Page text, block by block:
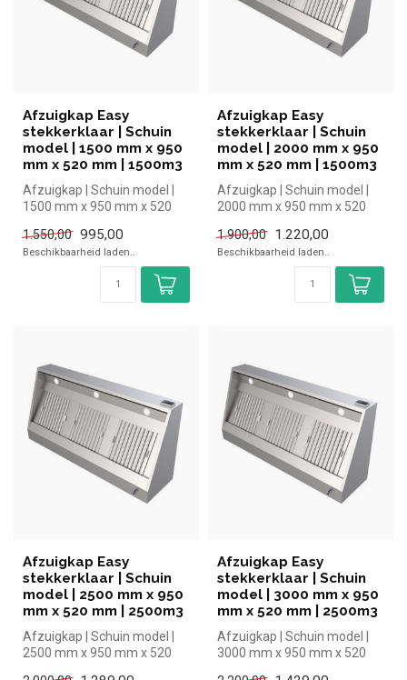
Afzuigkap Easy
stekkerklaar | Schuin
model | 1500 mm x 950
mm x 520 mm | 1500m3
Afzuigkap | Schuin model |
1500 mm x 950 mm x 520
1.550,00 995,00
Beschikbaarheid laden..
Afzuigkap Easy
stekkerklaar | Schuin
model | 2000 mm x 950
mm x 520 mm | 1500m3
Afzuigkap | Schuin model |
2000 mm x 950 mm x 520
kop...
1.900,00 1.220,00
Beschikbaarheid laden..
Afzuigkap Easy
stekkerklaar | Schuin
model | 2500 mm x 950
mm x 520 mm | 2500m3
Afzuigkap | Schuin model |
2500 mm x 950 mm x 520
Afzuigkap Easy
stekkerklaar | Schuin
model | 3000 mm x 950
mm x 520 mm | 2500m3
Afzuigkap | Schuin model |
3000 mm x 950 mm x 520